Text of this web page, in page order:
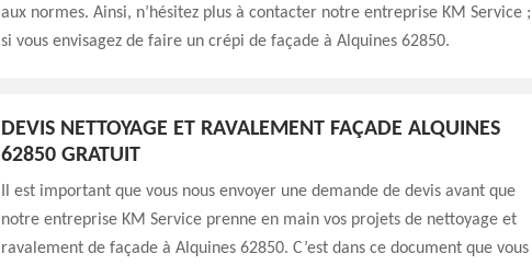
aux normes. Ainsi, n’hésitez plus à contacter notre entreprise KM Service ;
si vous envisagez de faire un crépi de façade à Alquines 62850.
DEVIS NETTOYAGE ET RAVALEMENT FAÇADE ALQUINES
62850 GRATUIT
Il est important que vous nous envoyer une demande de devis avant que
notre entreprise KM Service prenne en main vos projets de nettoyage et
ravalement de façade à Alquines 62850. C’est dans ce document que vous